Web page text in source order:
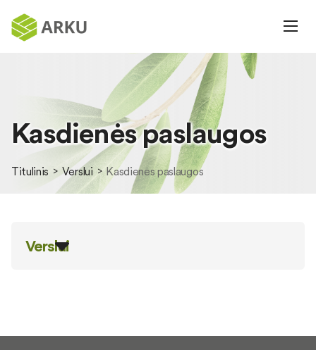
Kasdienės paslaugos
Titulinis Verslui Kasdienės paslaugos
Verslui